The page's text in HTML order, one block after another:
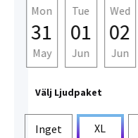
Mon
31
May
Tue
01
Jun
Wed
02
Jun
Välj Ljudpaket
Inget XL